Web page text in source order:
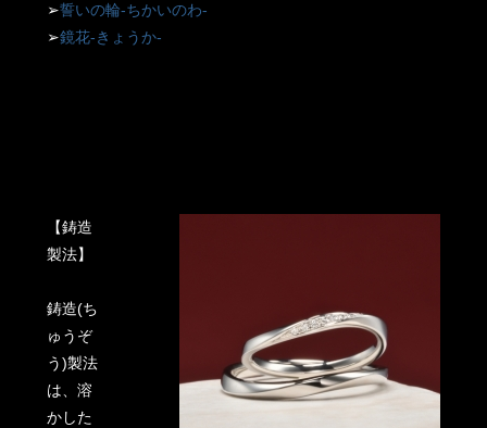
➢誓いの輪-ちかいのわ-
➢鏡花-きょうか-
【鋳造
製法】
鋳造(ち
ゅうぞ
う)製法
は、溶
かした